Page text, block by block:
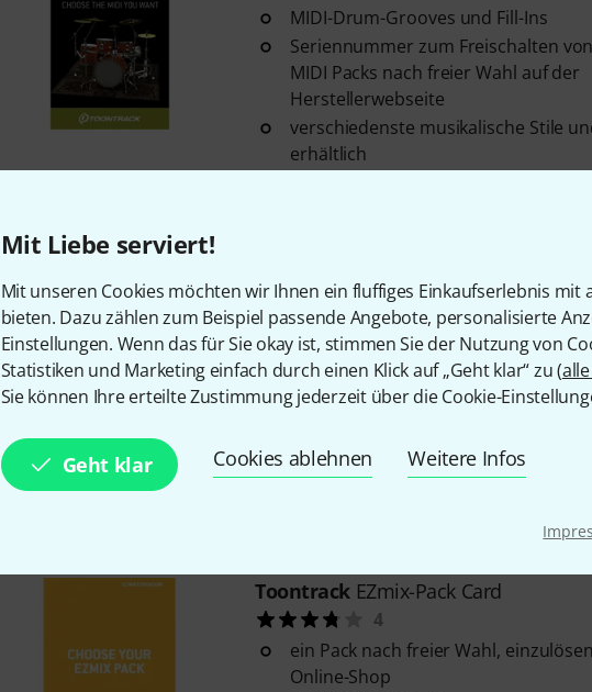
Mit Liebe serviert!
Mit unseren Cookies möchten wir Ihnen ein fluffiges Einkaufserlebnis mit
bieten. Dazu zählen zum Beispiel passende Angebote, personalisierte
Einstellungen. Wenn das für Sie okay ist, stimmen Sie der Nutzung von
Statistiken und Marketing einfach durch einen Klick auf „Geht klar“ zu (
Sie können Ihre erteilte Zustimmung jederzeit über die Cookie-
Geht klar Cookies ablehnen Weitere Infos
MIDI-Drum-Grooves und Fill-Ins
Seriennummer zum Freischalten
MIDI Packs nach freier Wahl auf der
Herstellerwebseite
verschiedenste musikalische Stile
erhältlich
6
Seriennummer zum Freischalten
MIDI Pack nach freier Wahl auf der
Herstellerwebseite
verschiedene musikalische Stile und
Systemvoraussetzungen: Toontrack
493783 - nicht im Lieferumfang
Toontrack EZmix-Pack Card
4
ein Pack nach freier Wahl,
Online-Shop